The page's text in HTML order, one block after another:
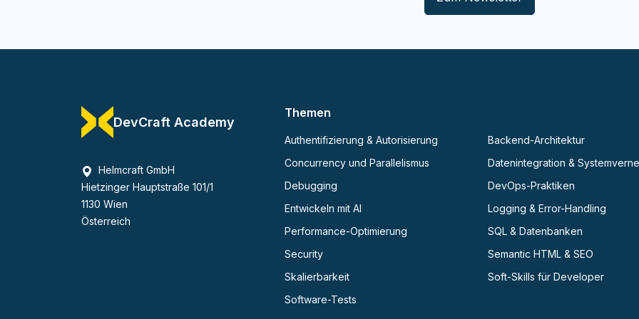
DevCraft Academy
Helmcraft GmbH
Hietzinger Hauptstraße 101/1
1130 Wien
Österreich
Themen
Authentifizierung & Autorisierung
Backend-Architektur
Concurrency und Parallelismus
Datenintegration &
Debugging
DevOps-Praktiken
Entwickeln mit AI
Logging & Error-Handling
Performance-Optimierung
SQL & Datenbanken
Security
Semantic HTML & SEO
Skalierbarkeit
Soft-Skills für Developer
Software-Tests